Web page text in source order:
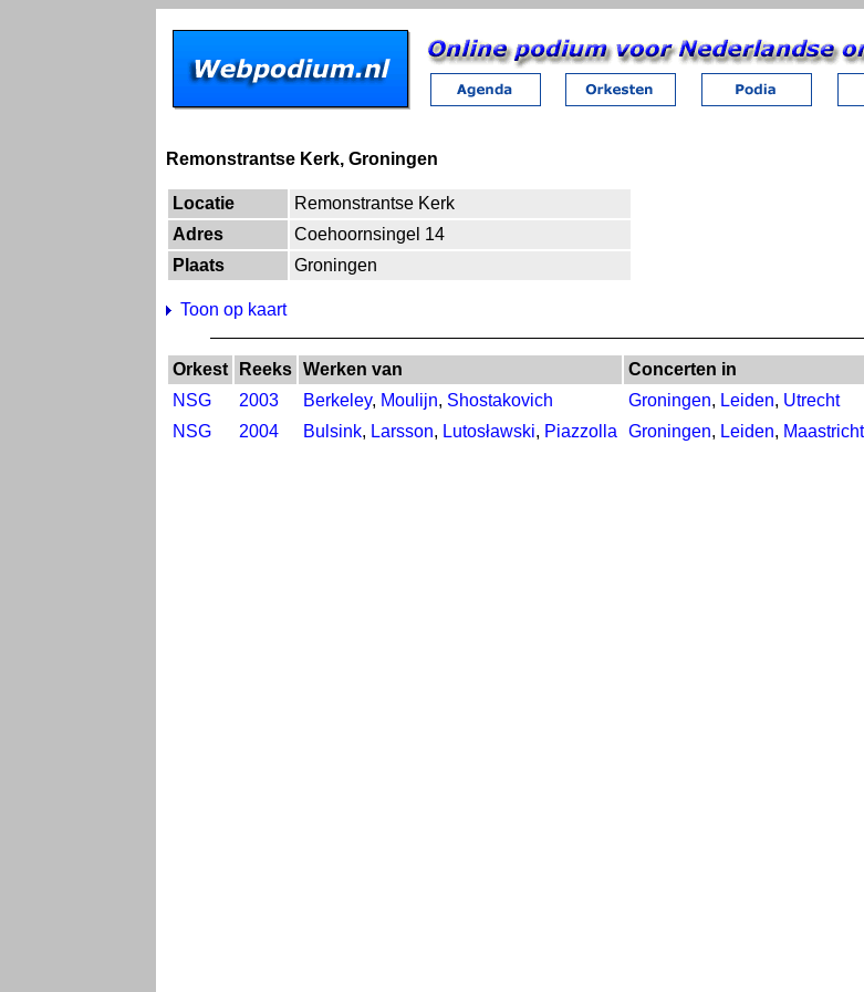
Remonstrantse Kerk, Groningen
Locatie
Remonstrantse Kerk
Adres
Coehoornsingel 14
Plaats
Groningen
Toon op kaart
Orkest Reeks Werken van
Concerten in
NSG
2003 Berkeley, Moulijn, Shostakovich Groningen, Leiden, Utrecht
NSG
2004 Bulsink, Larsson, Lutosławski, Piazzolla Groningen, Leiden, Maastricht